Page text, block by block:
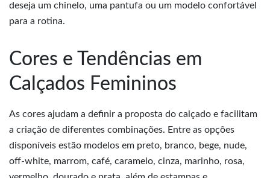
deseja um chinelo, uma pantufa ou um modelo confortável
para a rotina.
Cores e Tendências em
Calçados Femininos
As cores ajudam a definir a proposta do calçado e facilitam
a criação de diferentes combinações. Entre as opções
disponíveis estão modelos em preto, branco, bege, nude,
off-white, marrom, café, caramelo, cinza, marinho, rosa,